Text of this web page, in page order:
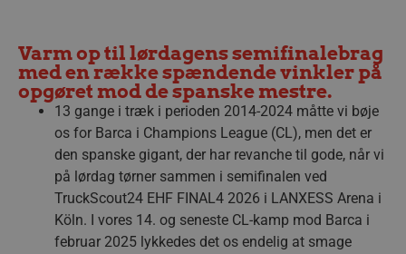
Varm op til lørdagens semifinalebrag
med en række spændende vinkler på
opgøret mod de spanske mestre.
13 gange i træk i perioden 2014-2024 måtte vi bøje
os for Barca i Champions League (CL), men det er
den spanske gigant, der har revanche til gode, når vi
på lørdag tørner sammen i semifinalen ved
TruckScout24 EHF FINAL4 2026 i LANXESS Arena i
Köln. I vores 14. og seneste CL-kamp mod Barca i
februar 2025 lykkedes det os endelig at smage